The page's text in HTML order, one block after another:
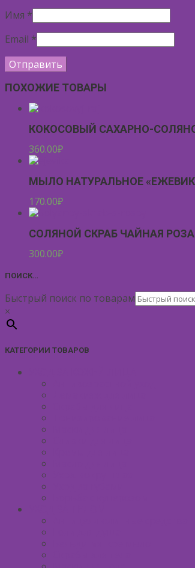
Имя *
Email *
ПОХОЖИЕ ТОВАРЫ
КОКОСОВЫЙ САХАРНО-
360.00₽
МЫЛО НАТУРАЛЬНОЕ
170.00₽
СОЛЯНОЙ СКРАБ ЧАЙНАЯ
300.00₽
ПОИСК…
Быстрый поиск по товарам
×
КАТЕГОРИИ ТОВАРОВ